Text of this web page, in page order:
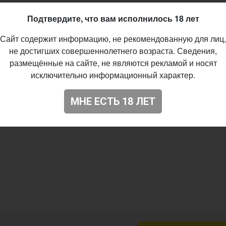
Подтвердите, что вам исполнилось 18 лет
Сайт содержит информацию, не рекомендованную для лиц,
не достигших совершеннолетнего возраста. Сведения,
размещённые на сайте, не являются рекламой и носят
исключительно информационный характер.
МНЕ ЕСТЬ 18 ЛЕТ